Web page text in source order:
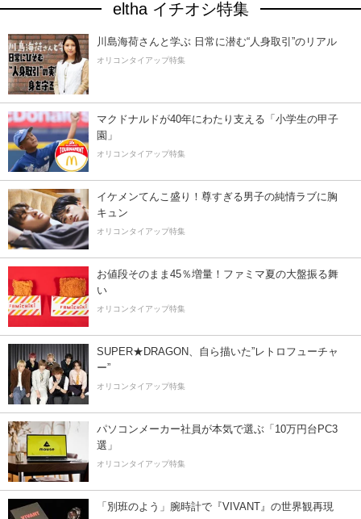
eltha イチオシ特集
川島海荷さんと学ぶ 日常に潜む“人身取引”のリアル
オリコンタイアップ特集
マクドナルドが40年にわたり支える「小学生の甲子
園」
オリコンタイアップ特集
イケメンてんこ盛り！尊すぎる男子の純情ラブに胸
キュン
オリコンタイアップ特集
お値段そのまま45％増量！ファミマ夏の大盤振る舞
い
オリコンタイアップ特集
SUPER★DRAGON、自ら描いた”レトロフューチャ
ー”
オリコンタイアップ特集
パソコンメーカー社員が本気で選ぶ「10万円台PC3
選」
オリコンタイアップ特集
「別班のよう」腕時計で『VIVANT』の世界観再現